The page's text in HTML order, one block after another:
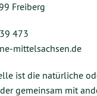
Freiberg
473
mittelsachsen.de
ist die natürliche
gemeinsam mit